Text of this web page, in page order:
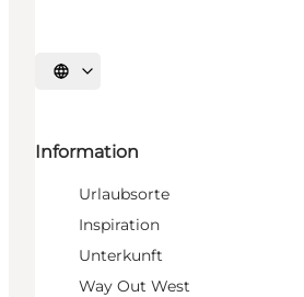
Sprache auswählen
Information
Urlaubsorte
Inspiration
Unterkunft
Way Out West